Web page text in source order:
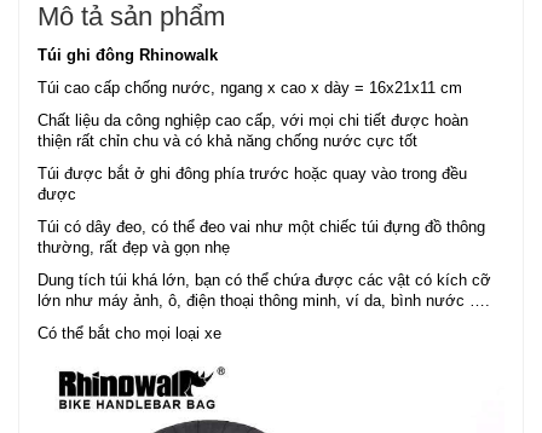
Mô tả sản phẩm
Túi ghi đông Rhinowalk
Túi cao cấp chống nước, ngang x cao x dày = 16x21x11 cm
Chất liệu da công nghiệp cao cấp, với mọi chi tiết được hoàn
thiện rất chỉn chu và có khả năng chống nước cực tốt
Túi được bắt ở ghi đông phía trước hoặc quay vào trong đều
được
Túi có dây đeo, có thể đeo vai như một chiếc túi đựng đồ thông
thường, rất đẹp và gọn nhẹ
Dung tích túi khá lớn, bạn có thể chứa được các vật có kích cỡ
lớn như máy ảnh, ô, điện thoại thông minh, ví da, bình nước ….
Có thể bắt cho mọi loại xe